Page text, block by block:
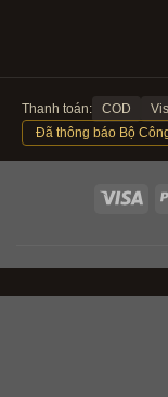
Thanh toán: COD
Đã thông báo Bộ